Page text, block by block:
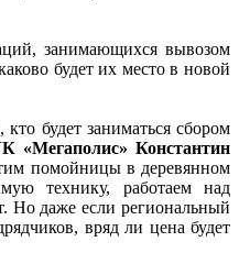
занимающихся вывозом
будет их место в новой
будет заниматься сбором
«Мегаполис» Константин
помойницы в деревянном
технику, работаем над
Но даже если региональный
вряд ли цена будет